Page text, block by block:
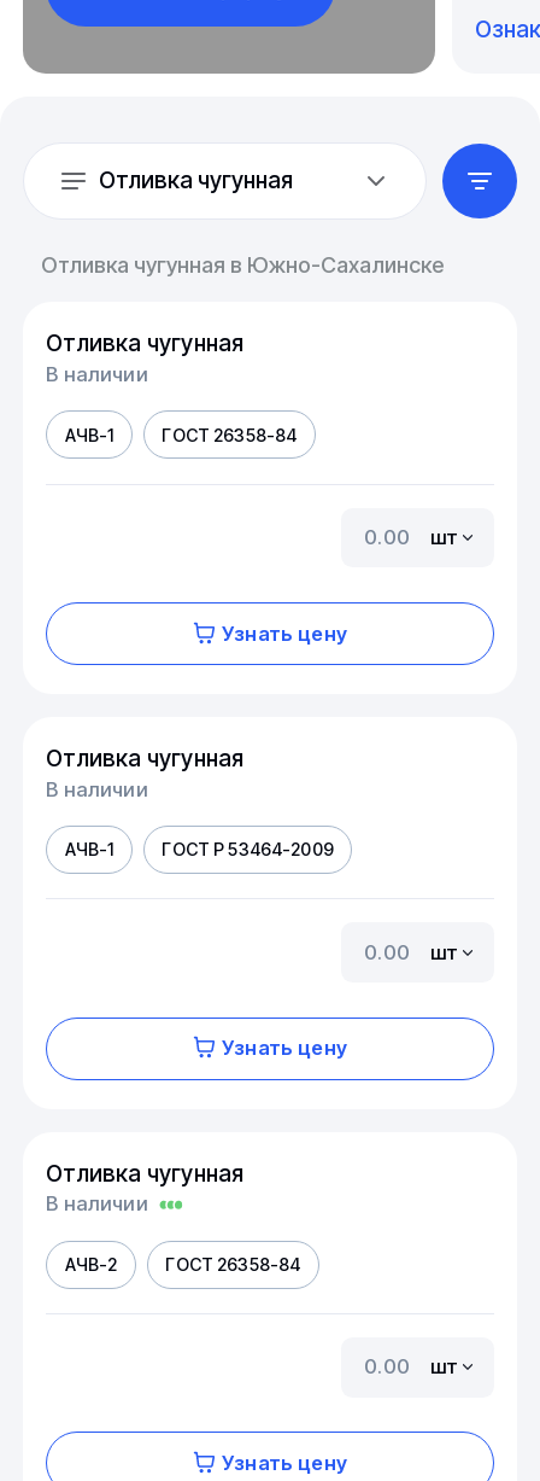
Отливка чугунная
Отливка чугунная в Южно-Сахалинске
Отливка чугунная
В наличии
АЧВ-1 ГОСТ 26358-84
шт
Узнать цену
Отливка чугунная
В наличии
АЧВ-1 ГОСТ Р 53464-2009
шт
Узнать цену
Отливка чугунная
В наличии
АЧВ-2 ГОСТ 26358-84
шт
Узнать цену